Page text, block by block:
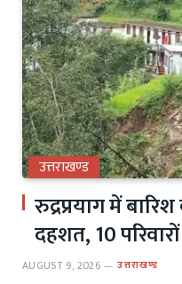
उत्तराखण्ड
रुद्रप्रयाग में
दहशत, 10
AUGUST 9, 2026 उत्तराखण्ड